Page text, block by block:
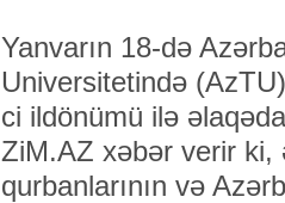
Yanvarın 18-də
Universitetində
ci ildönümü ilə
ZiM.AZ xəbər verir ki,
qurbanlarının və